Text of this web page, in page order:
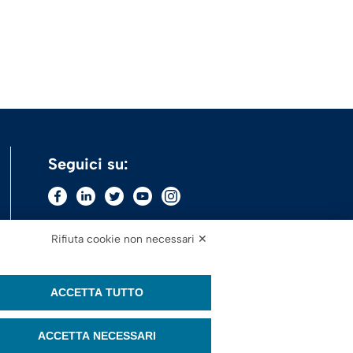
Seguici su:
Rifiuta cookie non necessari ✕
ACCETTA TUTTO
ACCETTA NECESSARI